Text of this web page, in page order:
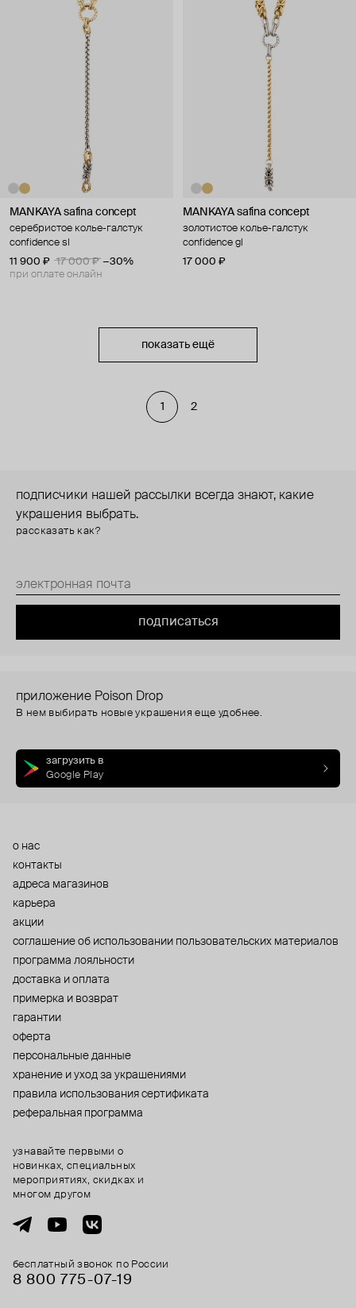
MANKAYA safina concept
серебристое колье-галстук
confidence sl
11 900 ₽
17 000 ₽ −30%
при оплате онлайн
MANKAYA safina concept
золотистое колье-галстук
confidence gl
17 000 ₽
показать ещё
1 2
подписчики нашей рассылки всегда знают, какие
украшения выбрать.
рассказать как?
подписаться
приложение Poison Drop
В нем выбирать новые украшения еще удобнее.
загрузить в
Google Play
о нас
контакты
адреса магазинов
карьера
акции
cоглашение об использовании пользовательских материалов
программа лояльности
доставка и оплата
примерка и возврат
гарантии
оферта
персональные данные
хранение и уход за украшениями
правила использования сертификата
реферальная программа
бесплатный звонок по России
8 800 775⁠-07⁠-19
узнавайте первыми о
новинках, специальных
мероприятиях, скидках и
многом другом